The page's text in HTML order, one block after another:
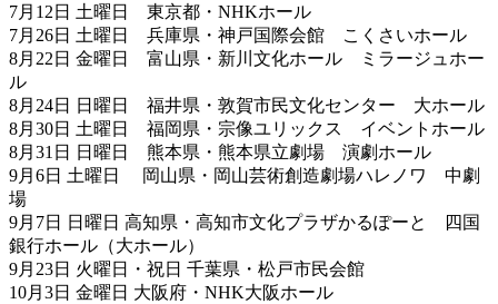
7月12日 土曜日 東京都・NHKホール
7月26日 土曜日 兵庫県・神戸国際会館 こくさいホール
8月22日 金曜日 富山県・新川文化ホール ミラージュホー
ル
8月24日 日曜日 福井県・敦賀市民文化センター 大ホール
8月30日 土曜日 福岡県・宗像ユリックス イベントホール
8月31日 日曜日 熊本県・熊本県立劇場 演劇ホール
9月6日 土曜日 岡山県・岡山芸術創造劇場ハレノワ 中劇
場
9月7日 日曜日 高知県・高知市文化プラザかるぽーと 四国
銀行ホール（大ホール）
9月23日 火曜日・祝日 千葉県・松戸市民会館
10月3日 金曜日 大阪府・NHK大阪ホール